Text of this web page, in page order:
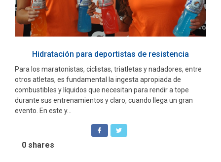
Hidratación para deportistas de resistencia
Para los maratonistas, ciclistas, triatletas y nadadores, entre
otros atletas, es fundamental la ingesta apropiada de
combustibles y líquidos que necesitan para rendir a tope
durante sus entrenamientos y claro, cuando llega un gran
evento. En este y...
0 shares